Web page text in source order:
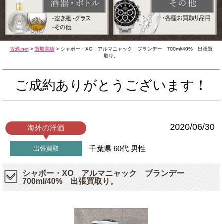
古酒.net> 買取実績> シャボー・XO アルマニャック ブランデー 700ml/40% 出張買
取り。
ご成約ありがとうございます！
海外の洋酒 2020/06/30
出張買取 千葉県 60代 男性
シャボー・XO アルマニャック ブランデー
700ml/40% 出張買取り。